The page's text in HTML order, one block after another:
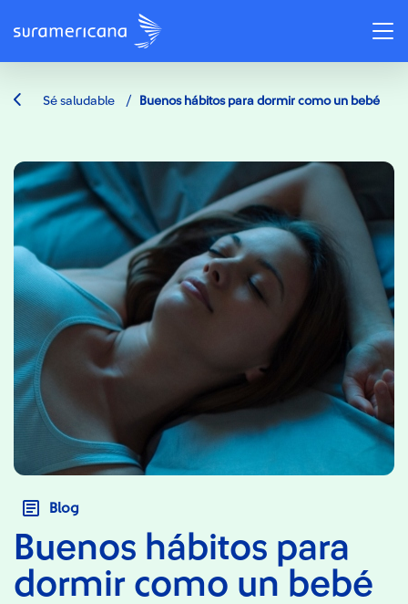
Sé saludable / Buenos hábitos para dormir como un bebé
Blog
Buenos hábitos para
dormir como un bebé